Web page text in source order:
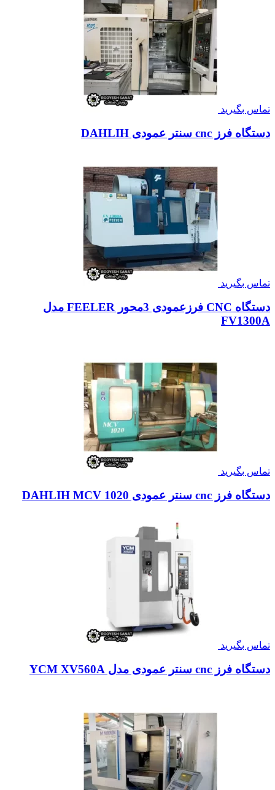
تماس بگیرید
دستگاه فرز cnc سنتر عمودی DAHLIH
تماس بگیرید
دستگاه CNC فرزعمودی 3محور FEELER مدل
FV1300A
تماس بگیرید
دستگاه فرز cnc سنتر عمودی DAHLIH MCV 1020
تماس بگیرید
دستگاه فرز cnc سنتر عمودی مدل YCM XV560A